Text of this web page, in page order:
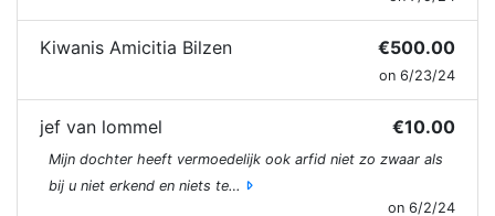
Kiwanis Amicitia Bilzen €500.00
on 6/23/24
jef van lommel €10.00
Mijn dochter heeft vermoedelijk ook arfid niet zo zwaar als
bij u niet erkend en niets te…
on 6/2/24